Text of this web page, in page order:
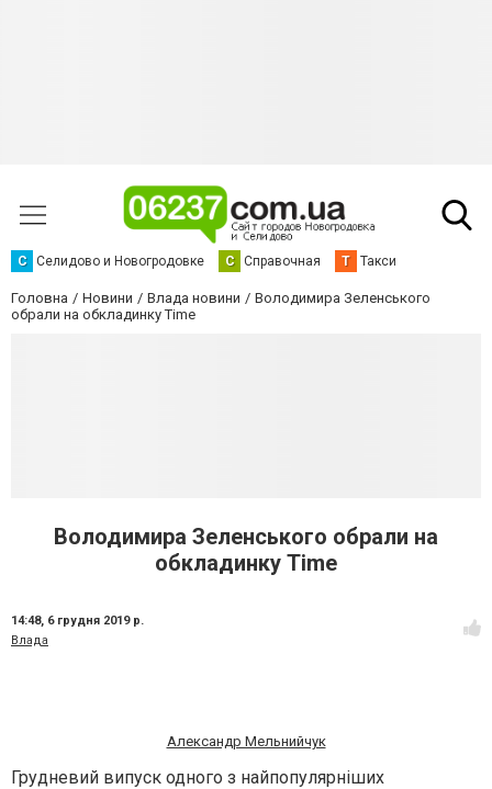
С Селидово и Новогродовке С Справочная Т Такси
Головна Новини Влада новини
Володимира Зеленського
обрали на обкладинку Time
Володимира Зеленського обрали на
обкладинку Time
14:48, 6 грудня 2019 р.
Влада
Александр Мельнийчук
Грудневий випуск одного з найпопулярніших